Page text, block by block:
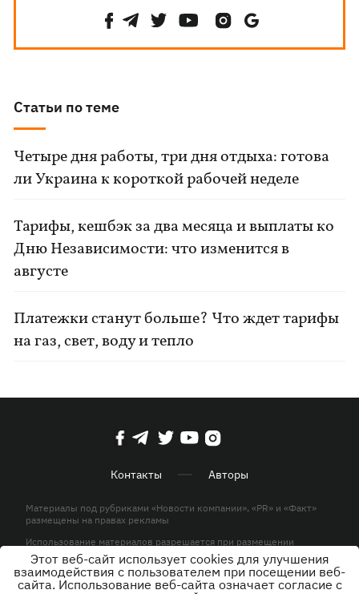
Статьи по теме
Четыре дня работы, три дня отдыха: готова
ли Украина к короткой рабочей неделе
Тарифы, кешбэк за два месяца и выплаты ко
Дню Независимости: что изменится в
августе
Платежки станут больше? Что ждет тарифы
на газ, свет, воду и тепло
Контакты Авторы
Материалы под рубриками «Новости компании», «PR» и «Факт»
размещены на правах рекламы
Использование материалов разрешается при размещении
активной гиперссылки на KP.UA в первом абзаце.
© ООО «ЮЛАВ МЕДИА»,2026. Все права защищены.
Этот веб-сайт использует cookies для улучшения
взаимодействия с пользователем при посещении веб-
сайта. Использование веб-сайта означает согласие с